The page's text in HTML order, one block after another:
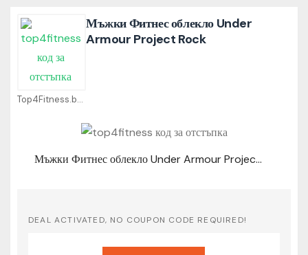
Top4Fitness.bg Coupons
Мъжки Фитнес облекло Under
Armour Project Rock
Мъжки Фитнес облекло Under Armour Project Rock
DEAL ACTIVATED, NO COUPON CODE REQUIRED!